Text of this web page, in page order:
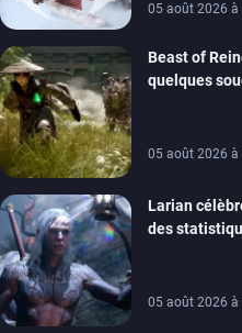
05 août 2026 à
Beast of
quelques
05 août 2026 à
Larian
des
05 août 2026 à